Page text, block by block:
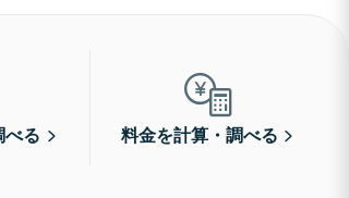
べる 料金を計算・調べる